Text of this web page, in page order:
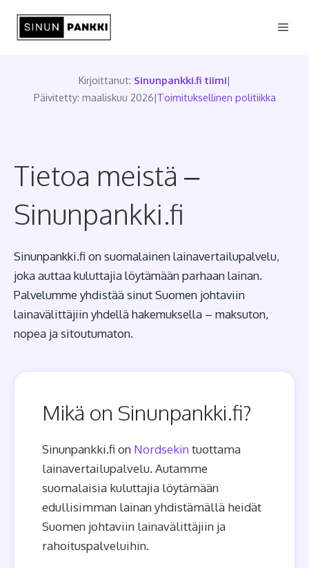
sisältöön
Kirjoittanut: Sinunpankki.fi tiimi|
Päivitetty: maaliskuu 2026|Toimituksellinen politiikka
Tietoa meistä –
Sinunpankki.fi
Sinunpankki.fi on suomalainen lainavertailupalvelu,
joka auttaa kuluttajia löytämään parhaan lainan.
Palvelumme yhdistää sinut Suomen johtaviin
lainavälittäjiin yhdellä hakemuksella – maksuton,
nopea ja sitoutumaton.
Mikä on Sinunpankki.fi?
Sinunpankki.fi on Nordsekintuottama
lainavertailupalvelu. Autamme
suomalaisia kuluttajia löytämään
edullisimman lainan yhdistämällä heidät
Suomen johtaviin lainavälittäjiin ja
rahoituspalveluihin.